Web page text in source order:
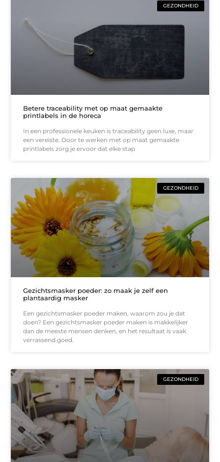
GEZONDHEID
Betere traceability met op maat gemaakte
printlabels in de horeca
In een professionele keuken is traceability geen luxe, maar
een vereiste. Door te werken met op maat gemaakte
printlabels zorg je ervoor dat elke stap
GEZONDHEID
Gezichtsmasker poeder: zo maak je zelf een
plantaardig masker
Een gezichtsmasker poeder maken, waarom zou je dat
doen? Een gezichtsmasker poeder maken is makkelijker
dan de meeste mensen denken, en het resultaat is vaak
verrassend goed.
GEZONDHEID